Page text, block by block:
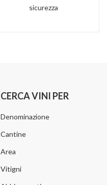
sicurezza
CERCA VINI PER
Denominazione
Cantine
Area
Vitigni